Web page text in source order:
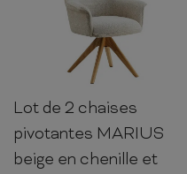
87cm 68cm
Lot de 2 chaises
pivotantes MARIUS
beige en chenille et